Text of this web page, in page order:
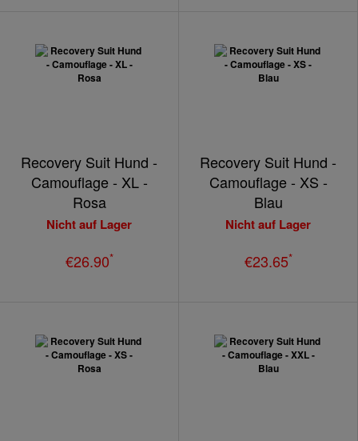
Recovery Suit Hund -
Camouflage - XL -
Rosa
Nicht auf Lager
€26.90*
Recovery Suit Hund -
Camouflage - XS -
Blau
Nicht auf Lager
€23.65*